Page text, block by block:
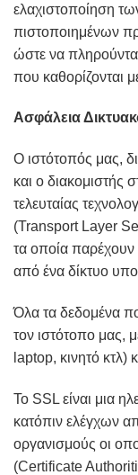
ελαχιστοποίηση
πιστοποιημένων
ώστε να
που καθορίζονται
Ασφάλεια
Ο ιστότοπός μας,
και ο διακομιστής
τελευταίας
(Transport Layer
τα οποία
από ένα δίκτυο
Όλα τα δεδομένα
τον ιστότοπο μας,
laptop, κινητό
Το SSL είναι μια
κατόπιν ελέγχων
οργανισμούς οι
(Certificate